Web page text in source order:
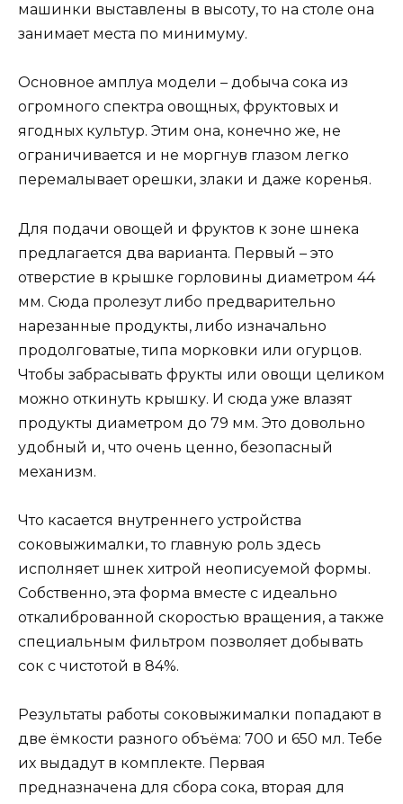
машинки выставлены в высоту, то на столе она
занимает места по минимуму.
Основное амплуа модели – добыча сока из
огромного спектра овощных, фруктовых и
ягодных культур. Этим она, конечно же, не
ограничивается и не моргнув глазом легко
перемалывает орешки, злаки и даже коренья.
Для подачи овощей и фруктов к зоне шнека
предлагается два варианта. Первый – это
отверстие в крышке горловины диаметром 44
мм. Сюда пролезут либо предварительно
нарезанные продукты, либо изначально
продолговатые, типа морковки или огурцов.
Чтобы забрасывать фрукты или овощи целиком
можно откинуть крышку. И сюда уже влазят
продукты диаметром до 79 мм. Это довольно
удобный и, что очень ценно, безопасный
механизм.
Что касается внутреннего устройства
соковыжималки, то главную роль здесь
исполняет шнек хитрой неописуемой формы.
Собственно, эта форма вместе с идеально
откалиброванной скоростью вращения, а также
специальным фильтром позволяет добывать
сок с чистотой в 84%.
Результаты работы соковыжималки попадают в
две ёмкости разного объёма: 700 и 650 мл. Тебе
их выдадут в комплекте. Первая
предназначена для сбора сока, вторая для